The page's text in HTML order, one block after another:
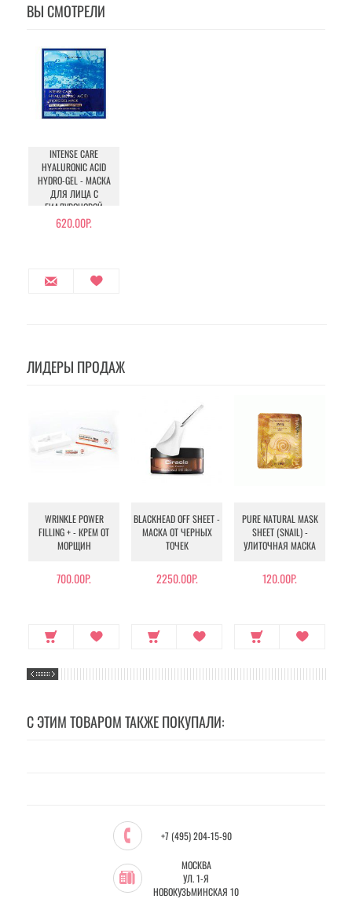
ВЫ СМОТРЕЛИ
INTENSE CARE
HYALURONIC ACID
HYDRO-GEL - МАСКА
ДЛЯ ЛИЦА С
ГИАЛУРОНОВОЙ
КИСЛОТОЙ
620.00Р.
ЛИДЕРЫ ПРОДАЖ
WRINKLE POWER
FILLING + - КРЕМ ОТ
МОРЩИН
700.00Р.
BLACKHEAD OFF SHEET -
МАСКА ОТ ЧЕРНЫХ
ТОЧЕК
2250.00Р.
PURE NATURAL MASK
SHEET (SNAIL) -
УЛИТОЧНАЯ МАСКА
120.00Р.
С ЭТИМ ТОВАРОМ ТАКЖЕ ПОКУПАЛИ:
+7 (495) 204-15-90
МОСКВА
УЛ. 1-Я
НОВОКУЗЬМИНСКАЯ 10